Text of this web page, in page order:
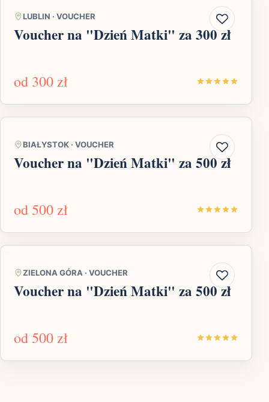
LUBLIN · VOUCHER
Voucher na "Dzień Matki" za 300 zł
od 300 zł
BIAŁYSTOK · VOUCHER
Voucher na "Dzień Matki" za 500 zł
od 500 zł
ZIELONA GÓRA · VOUCHER
Voucher na "Dzień Matki" za 500 zł
od 500 zł